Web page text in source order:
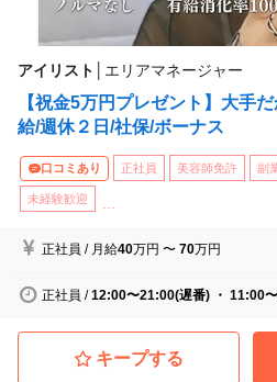
アイリスト エリアマネージャー
【祝金5万円プレゼント】大手
給/週休２日/社保/ボーナス
口コミあり 正社員 美容師免許 副
未経験歓迎 ...
正社員 / 月給40万円 〜70万円
正社員 /12:00〜21:00(遅番) ・ 11:00
キープする